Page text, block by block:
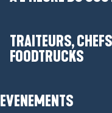
TRAITEURS,
FOODTRUCKS
EVENEMENTS